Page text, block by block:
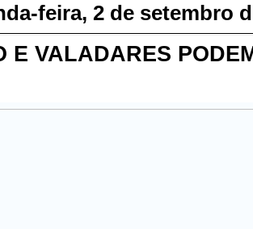
feira, 2 de setembro
E VALADARES